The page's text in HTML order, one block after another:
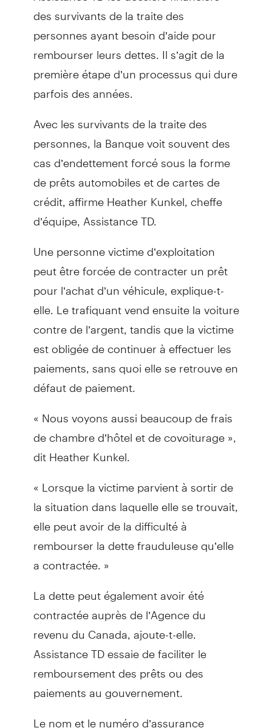
des survivants de la traite des
personnes ayant besoin d’aide pour
rembourser leurs dettes. Il s’agit de la
première étape d’un processus qui dure
parfois des années.
Avec les survivants de la traite des
personnes, la Banque voit souvent des
cas d’endettement forcé sous la forme
de prêts automobiles et de cartes de
crédit, affirme Heather Kunkel, cheffe
d’équipe, Assistance TD.
Une personne victime d’exploitation
peut être forcée de contracter un prêt
pour l’achat d’un véhicule, explique-t-
elle. Le trafiquant vend ensuite la voiture
contre de l’argent, tandis que la victime
est obligée de continuer à effectuer les
paiements, sans quoi elle se retrouve en
défaut de paiement.
« Nous voyons aussi beaucoup de frais
de chambre d’hôtel et de covoiturage »,
dit Heather Kunkel.
« Lorsque la victime parvient à sortir de
la situation dans laquelle elle se trouvait,
elle peut avoir de la difficulté à
rembourser la dette frauduleuse qu’elle
a contractée. »
La dette peut également avoir été
contractée auprès de l’Agence du
revenu du Canada, ajoute-t-elle.
Assistance TD essaie de faciliter le
remboursement des prêts ou des
paiements au gouvernement.
Le nom et le numéro d’assurance